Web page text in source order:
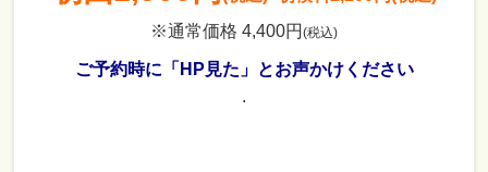
※通常価格 4,400円 (税込)
ご予約時に「HP見た」とお声かけください
.